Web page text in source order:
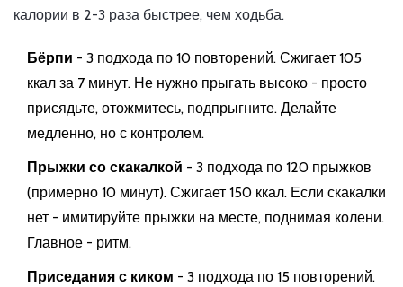
калории в 2-3 раза быстрее, чем ходьба.
Бёрпи - 3 подхода по 10 повторений. Сжигает 105
ккал за 7 минут. Не нужно прыгать высоко - просто
присядьте, отожмитесь, подпрыгните. Делайте
медленно, но с контролем.
Прыжки со скакалкой - 3 подхода по 120 прыжков
(примерно 10 минут). Сжигает 150 ккал. Если скакалки
нет - имитируйте прыжки на месте, поднимая колени.
Главное - ритм.
Приседания с киком - 3 подхода по 15 повторений.